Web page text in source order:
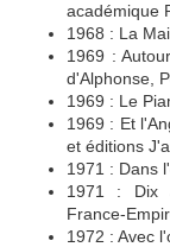
académique
1968 : La
1969 :
d'Alphonse,
1969 : Le
1969 : Et
et éditions
1971 : Dans
1971 : Dix
France-
1972 : Avec